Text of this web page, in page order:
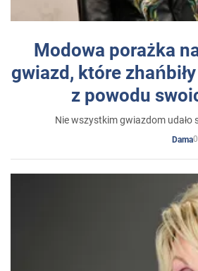
Modowa porażka
gwiazd, które
z powodu
Nie wszystkim gwiazdom
Dama